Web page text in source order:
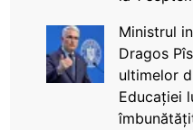
Ministrul
Dragos
ultimelor
Educației